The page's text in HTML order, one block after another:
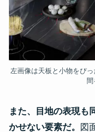
左画像は天板と小物をぴ
また、目地の表現も
かせない要素だ。
図